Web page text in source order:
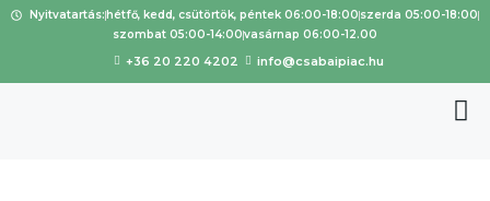
Nyitvatartás:hétfő, kedd, csütörtök, péntek 06:00-18:00szerda 05:00-18:00
szombat 05:00-14:00vasárnap 06:00-12.00
+36 20 220 4202 info@csabaipiac.hu